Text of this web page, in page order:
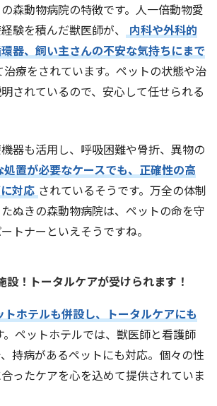
森動物病院の特徴です。人一倍動物愛
験を積んだ獣医師が、
内科や外科的
器、飼い主さんの不安な気持ちにまで
治療をされています。ペットの状態や治
されているので、安心して任せられる
器も活用し、呼吸困難や骨折、異物の
処置が必要なケースでも、正確性の高
対応 されているそうです。万全の体制
ぬきの森動物病院は、ペットの命を守
トナーといえそうですね。
設！トータルケアが受けられます！
トホテルも併設し、トータルケアにも
。ペットホテルでは、獣医師と看護師
持病があるペットにも対応。個々の性
ったケアを心を込めて提供されていま